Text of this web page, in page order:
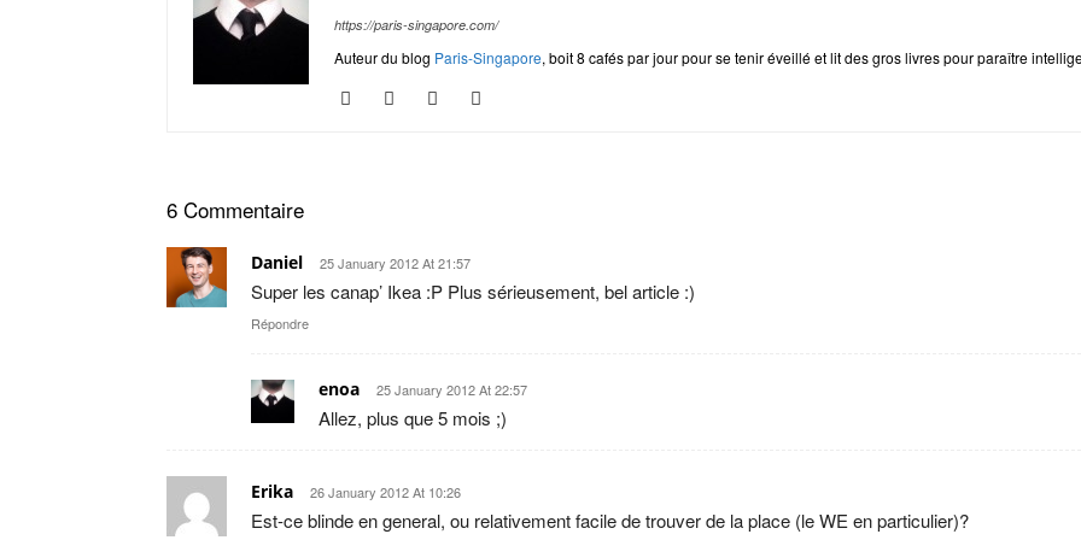
https://paris-singapore.com/
Auteur du blog Paris-Singapore, boit 8 cafés par jour pour se tenir éveillé et lit des gros livres pour paraître
6 Commentaire
Daniel 25 January 2012 At 21:57
Super les canap’ Ikea :P Plus sérieusement, bel article :)
Répondre
enoa 25 January 2012 At 22:57
Allez, plus que 5 mois ;)
Erika 26 January 2012 At 10:26
Est-ce blinde en general, ou relativement facile de trouver de la place (le WE en particulier)?